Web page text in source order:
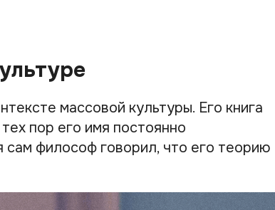
массовой культуры. Его книга
пор его имя постоянно
философ говорил, что его теорию